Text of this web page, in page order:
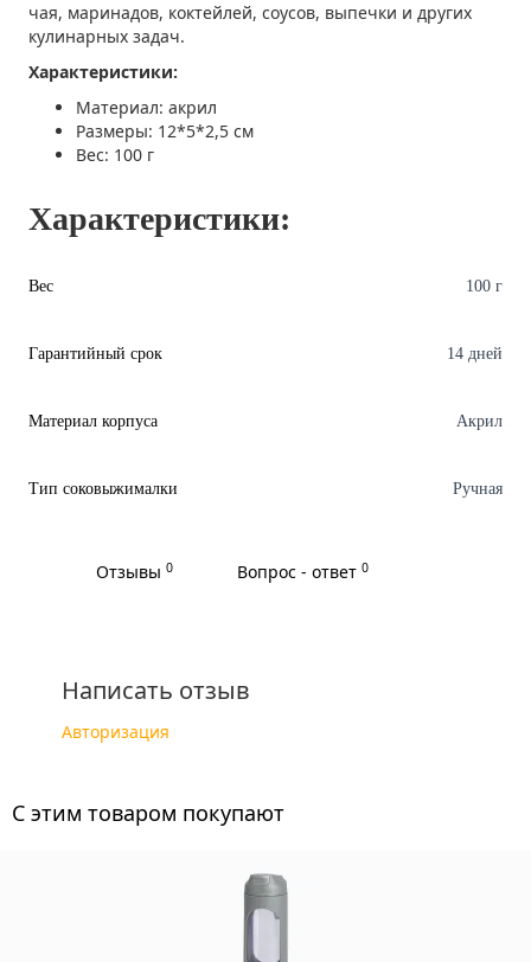
чая, маринадов, коктейлей, соусов, выпечки и других
кулинарных задач.
Характеристики:
Материал: акрил
Размеры: 12*5*2,5 см
Вес: 100 г
Характеристики:
Вес 100 г
Гарантийный срок 14 дней
Материал корпуса Акрил
Тип соковыжималки Ручная
Отзывы 0 Вопрос - ответ 0
Написать отзыв
Авторизация
C этим товаром покупают